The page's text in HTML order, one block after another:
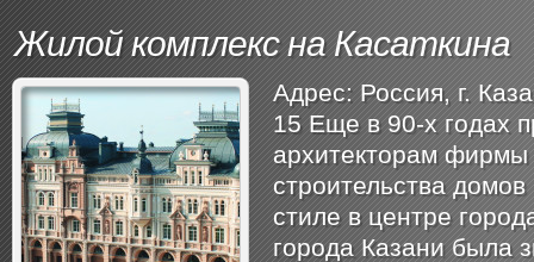
Жилой комплекс на Касаткина
Адрес: Россия, ​г.
15 Еще в 90-х годах
архитекторам
строительства домов
стиле в центре
города Казани была